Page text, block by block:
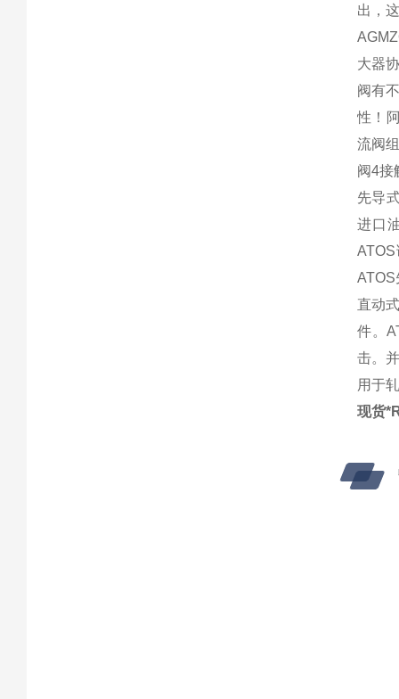
出，
大器
阀有
性！
流阀
阀4接
先导
进口
直动
件。
击。
用于
现货